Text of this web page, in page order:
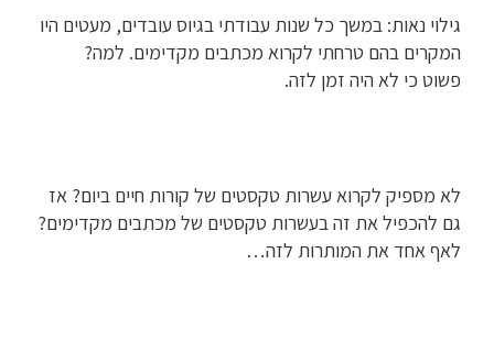
גילוי נאות: במשך כל שנות עבודתי בגיוס עובדים, מעטים היו
המקרים בהם טרחתי לקרוא מכתבים מקדימים. למה?
פשוט כי לא היה זמן לזה.
לא מספיק לקרוא עשרות טקסטים של קורות חיים ביום? אז
גם להכפיל את זה בעשרות טקסטים של מכתבים מקדימים?
לאף אחד את המותרות לזה…